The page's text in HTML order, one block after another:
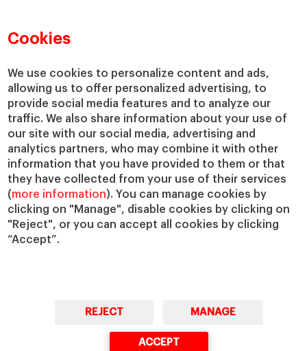
Cookies
We use cookies to personalize content and ads,
allowing us to offer personalized advertising, to
provide social media features and to analyze our
traffic. We also share information about your use of
our site with our social media, advertising and
analytics partners, who may combine it with other
information that you have provided to them or that
they have collected from your use of their services
(more information). You can manage cookies by
clicking on "Manage", disable cookies by clicking on
"Reject", or you can accept all cookies by clicking
“Accept”.
REJECT MANAGE
ACCEPT
Departamentos académicos
Cátedras
IESE Insight
IESE Publishing
Nuestro impacto
Colabora con el IESE
Servicios
Biblioteca
Canal de Compliance
Capellanía
IESE Shop
Jobs @IESE
Préstamos y becas
© Copyright, 2026. IESE Business School | University of Navarra